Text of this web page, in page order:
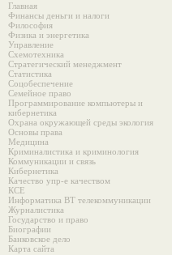
Главная
Финансы деньги и налоги
Философия
Физика и энергетика
Управление
Схемотехника
Стратегический менеджмент
Статистика
Соцобеспечение
Семейное право
Программирование компьютеры и
кибернетика
Охрана окружающей среды экология
Основы права
Медицина
Криминалистика и криминология
Коммуникации и связь
Кибернетика
Качество упр-е качеством
КСЕ
Информатика ВТ телекоммуникации
Журналистика
Государство и право
Биографии
Банковское дело
Карта сайта